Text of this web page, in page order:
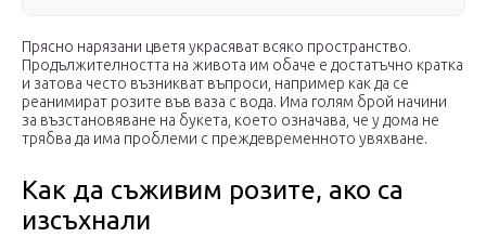
Прясно нарязани цветя украсяват всяко пространство.
Продължителността на живота им обаче е достатъчно кратка
и затова често възникват въпроси, например как да се
реанимират розите във ваза с вода. Има голям брой начини
за възстановяване на букета, което означава, че у дома не
трябва да има проблеми с преждевременното увяхване.
Как да съживим розите, ако са
изсъхнали